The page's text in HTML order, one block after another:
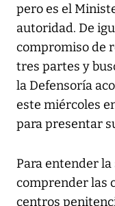
pero es el
autoridad. De
compromiso de
tres partes y
la Defensoría
este miércoles
para presentar
Para entender
comprender las
centros